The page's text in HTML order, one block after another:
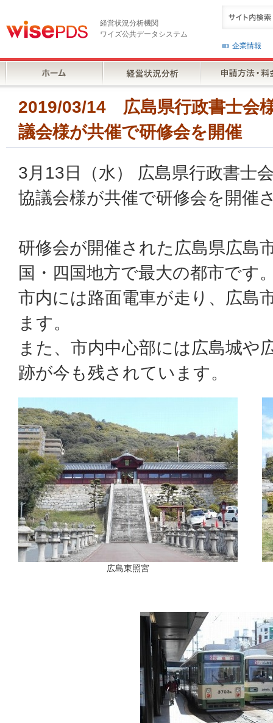
経営状況分析機関
ワイズ公共データシステム
企業情報
2019/03/14 広島県行政書士会
議会様が共催で研修会を開催
3月13日（水） 広島県行政書士
協議会様が共催で研修会を開催
研修会が開催された広島県広島
国・四国地方で最大の都市です
市内には路面電車が走り、広島
ます。
また、市内中心部には広島城や
跡が今も残されています。
広島東照宮